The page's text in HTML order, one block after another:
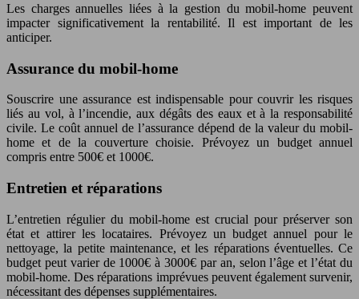
Les charges annuelles liées à la gestion du mobil-home peuvent
impacter significativement la rentabilité. Il est important de les
anticiper.
Assurance du mobil-home
Souscrire une assurance est indispensable pour couvrir les risques
liés au vol, à l’incendie, aux dégâts des eaux et à la responsabilité
civile. Le coût annuel de l’assurance dépend de la valeur du mobil-
home et de la couverture choisie. Prévoyez un budget annuel
compris entre 500€ et 1000€.
Entretien et réparations
L’entretien régulier du mobil-home est crucial pour préserver son
état et attirer les locataires. Prévoyez un budget annuel pour le
nettoyage, la petite maintenance, et les réparations éventuelles. Ce
budget peut varier de 1000€ à 3000€ par an, selon l’âge et l’état du
mobil-home. Des réparations imprévues peuvent également survenir,
nécessitant des dépenses supplémentaires.